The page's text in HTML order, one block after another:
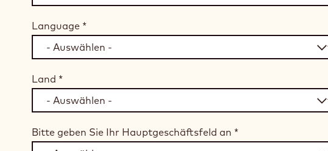
Language *
Land *
Bitte geben Sie Ihr Hauptgeschäftsfeld an *